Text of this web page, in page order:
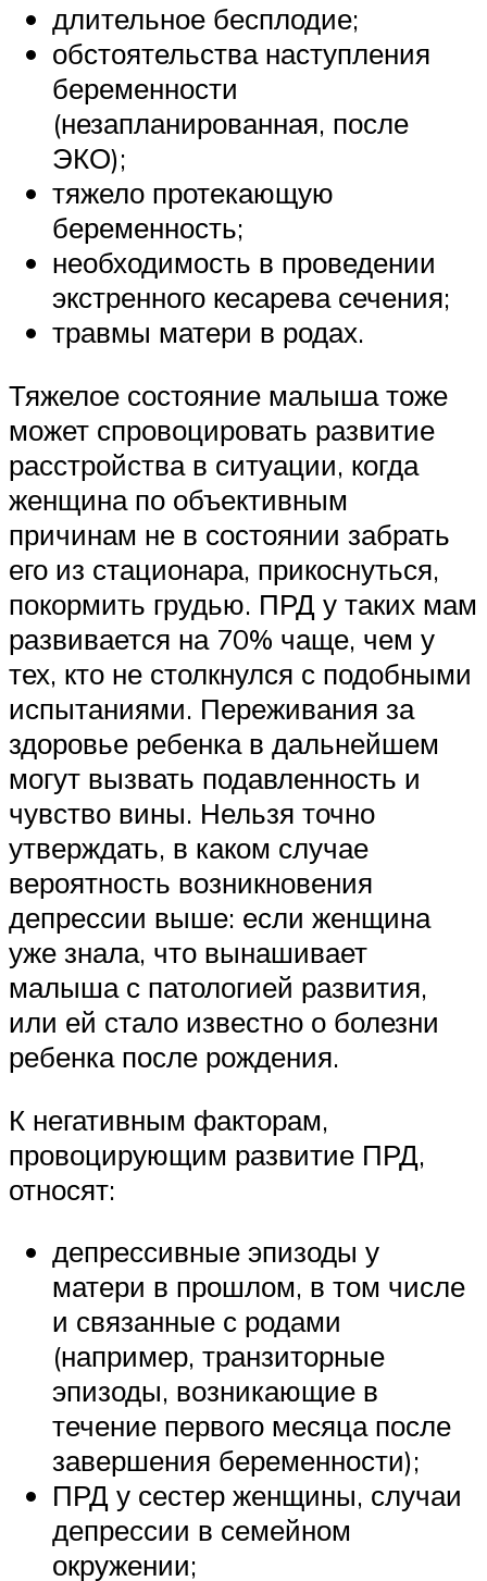
длительное бесплодие;
обстоятельства наступления
беременности
(незапланированная, после
ЭКО);
тяжело протекающую
беременность;
необходимость в проведении
экстренного кесарева сечения;
травмы матери в родах.
Тяжелое состояние малыша тоже
может спровоцировать развитие
расстройства в ситуации, когда
женщина по объективным
причинам не в состоянии забрать
его из стационара, прикоснуться,
покормить грудью. ПРД у таких мам
развивается на 70% чаще, чем у
тех, кто не столкнулся с подобными
испытаниями. Переживания за
здоровье ребенка в дальнейшем
могут вызвать подавленность и
чувство вины. Нельзя точно
утверждать, в каком случае
вероятность возникновения
депрессии выше: если женщина
уже знала, что вынашивает
малыша с патологией развития,
или ей стало известно о болезни
ребенка после рождения.
К негативным факторам,
провоцирующим развитие ПРД,
относят:
депрессивные эпизоды у
матери в прошлом, в том числе
и связанные с родами
(например, транзиторные
эпизоды, возникающие в
течение первого месяца после
завершения беременности);
ПРД у сестер женщины, случаи
депрессии в семейном
окружении;